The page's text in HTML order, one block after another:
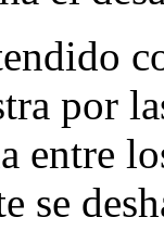
por
entre
se